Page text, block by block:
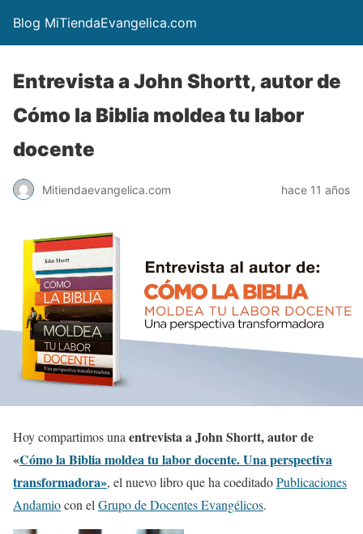
Blog MiTiendaEvangelica.com
Entrevista a John Shortt, autor de
Cómo la Biblia moldea tu labor
docente
Mitiendaevangelica.com hace 11 años
Hoy compartimos una entrevista a John Shortt, autor de
«Cómo la Biblia moldea tu labor docente. Una perspectiva
transformadora», el nuevo libro que ha coeditadoPublicaciones
Andamiocon el Grupo de Docentes Evangélicos.